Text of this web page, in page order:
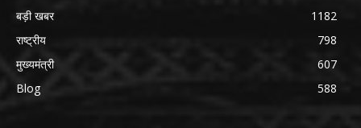
बड़ी खबर
1182
राष्ट्रीय
798
मुख्यमंत्री
607
Blog
588